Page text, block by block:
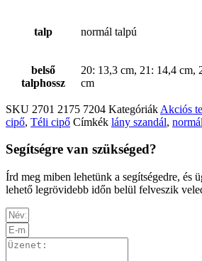
talp normál talpú
belső
talphossz
20: 13,3 cm, 21: 14,4 cm,
cm
SKU 2701 2175 7204 Kategóriák Akciós
cipő, Téli cipő Címkék lány szandál,
Segítségre van szükséged?
Írd meg miben lehetünk a segítségedre, és
lehető legrövidebb időn belül felveszik